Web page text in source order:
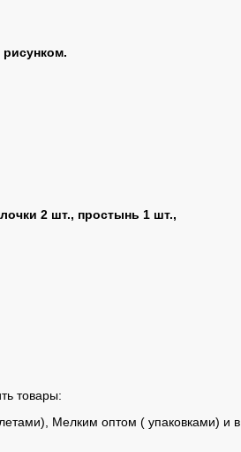
2 шт., простынь 1 шт.,
товары:
Мелким оптом ( упаковками) и в